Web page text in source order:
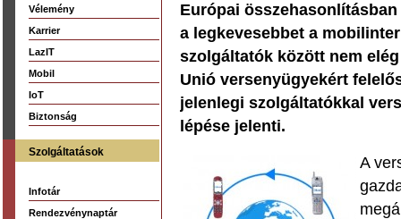
Vélemény
Karrier
LazIT
Mobil
IoT
Biztonság
Szolgáltatások
Infotár
Rendezvénynaptár
Európai
a legkevesebbet a
szolgáltatók között nem
Unió versenyügyekért
jelenlegi szolgáltatókkal
lépése jelenti.
A